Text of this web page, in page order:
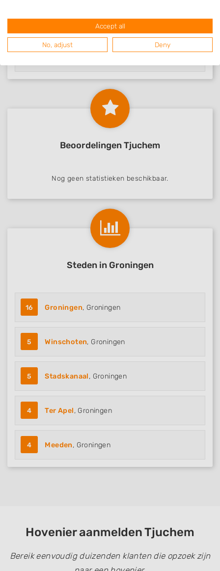
Naafs Tuinaanleg..
Beoordelingen Tjuchem
Nog geen statistieken beschikbaar.
Steden in Groningen
16 Groningen, Groningen
5 Winschoten, Groningen
5 Stadskanaal, Groningen
4 Ter Apel, Groningen
4 Meeden, Groningen
Hovenier aanmelden Tjuchem
Bereik eenvoudig duizenden klanten die opzoek zijn
Accept all
No, adjust Deny